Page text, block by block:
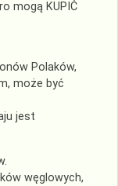
mogą KUPIĆ
Polaków,
może być
jest
węglowych,